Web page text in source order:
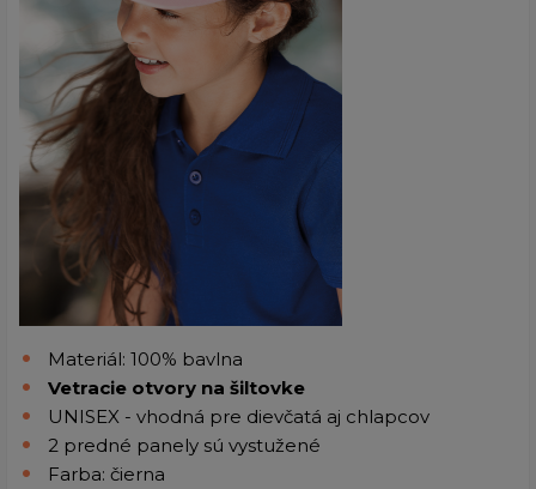
Materiál: 100% bavlna
Vetracie otvory na šiltovke
UNISEX - vhodná pre dievčatá aj chlapcov
2 predné panely sú vystužené
Farba: čierna